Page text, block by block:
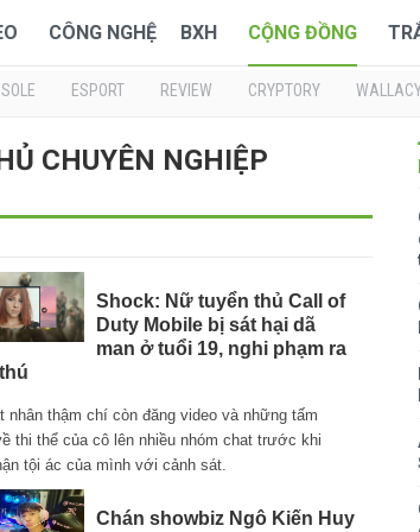
CÔNG NGHỆ BXH CỘNG ĐỒNG
ESPORT REVIEW CRYPTORY
CHUYÊN NGHIỆP
Shock: Nữ tuyển thủ Call of
Duty Mobile bị sát hại dã
man ở tuổi 19, nghi phạm ra
nhân thậm chí còn đăng video và những tấm
thi thể của cô lên nhiều nhóm chat trước khi
tội ác của mình với cảnh sát.
Chán showbiz Ngô Kiến Huy